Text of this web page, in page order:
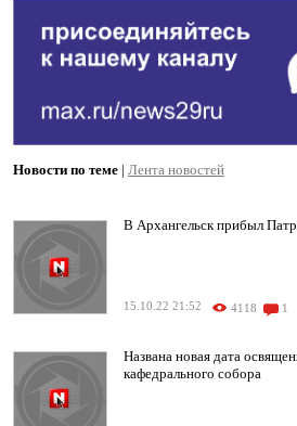
Новости по теме | Лента новостей
В Архангельск прибыл
15.10.22 21:52 4118 1
Названа новая дата
кафедрального собора